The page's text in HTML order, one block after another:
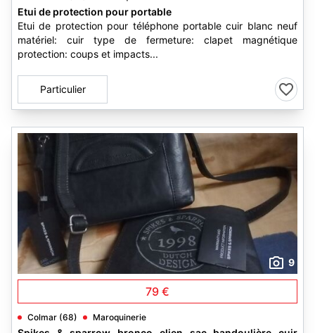
Etui de protection pour portable
Etui de protection pour téléphone portable cuir blanc neuf
matériel: cuir type de fermeture: clapet magnétique
protection: coups et impacts...
Particulier
9
79 €
Colmar (68) Maroquinerie